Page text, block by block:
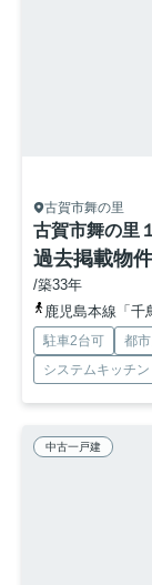
古賀市舞の里
古賀市舞の里
過去掲載物件
/築33年
鹿児島本線「千
駐車2台可 都
システムキッチン
中古一戸建